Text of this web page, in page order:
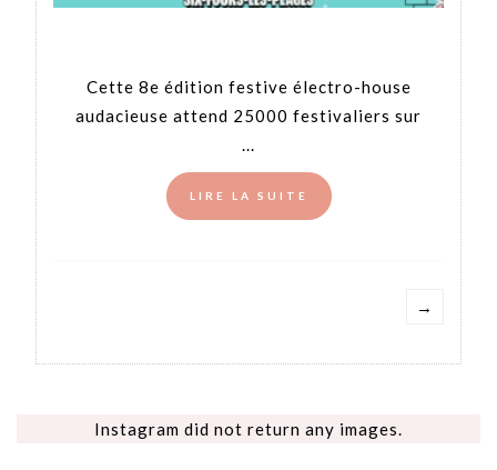
Cette 8e édition festive électro-house
audacieuse attend 25000 festivaliers sur
...
LIRE LA SUITE
→
Instagram did not return any images.